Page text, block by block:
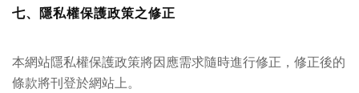
七、隱私權保護政策之修正
本網站隱私權保護政策將因應需求隨時進行修正，修正後的
條款將刊登於網站上。